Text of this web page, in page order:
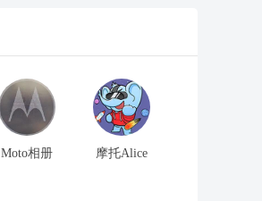
Moto相册 摩托Alice